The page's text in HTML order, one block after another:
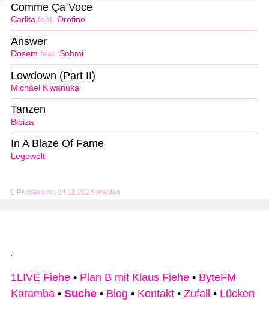
Problem mit 24.11.2024 melden
Carlita feat. Orofino
Comme Ça Voce
Dosem feat. Sohmi
Answer
Michael Kiwanuka
Lowdown (Part II)
Bibiza
Tanzen
Legowelt
In A Blaze Of Fame
1LIVE Fiehe • Plan B mit Klaus Fiehe • ByteFM
Karamba • Suche • Blog • Kontakt • Zufall • Lücken